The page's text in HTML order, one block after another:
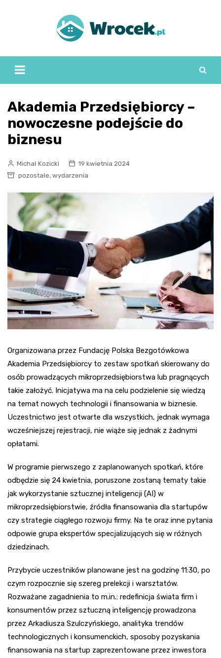
Akademia Przedsiębiorcy –
nowoczesne podejście do
biznesu
Michał Kozicki
19 kwietnia 2024
pozostałe, wydarzenia
Organizowana przez Fundację Polska Bezgotówkowa
Akademia Przedsiębiorcy to zestaw spotkań skierowany do
osób prowadzących mikroprzedsiębiorstwa lub pragnących
takie założyć. Inicjatywa ma na celu podzielenie się wiedzą
na temat nowych technologii i finansowania w biznesie.
Uczestnictwo jest otwarte dla wszystkich, jednak wymaga
wcześniejszej rejestracji, nie wiąże się jednak z żadnymi
opłatami.
W programie pierwszego z zaplanowanych spotkań, które
odbędzie się 24 kwietnia, poruszone zostaną tematy takie
jak wykorzystanie sztucznej inteligencji (AI) w
mikroprzedsiębiorstwie, źródła finansowania dla startupów
czy strategie ciągłego rozwoju firmy. Na te oraz inne pytania
odpowie grupa ekspertów specjalizujących się w różnych
dziedzinach.
Przybycie uczestników planowane jest na godzinę 11:30, po
czym rozpocznie się szereg prelekcji i warsztatów.
Rozważane zagadnienia to m.in.: redefinicja świata firm i
konsumentów przez sztuczną inteligencję prowadzona
przez Arkadiusza Szulczyńskiego, analityka trendów
technologicznych i konsumenckich, sposoby pozyskania
finansowania na startup zaprezentowane przez inwestora